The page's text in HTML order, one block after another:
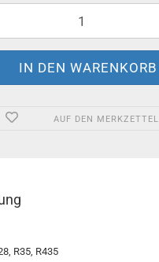
AUF DEN MERKZETTEL
R35, R435